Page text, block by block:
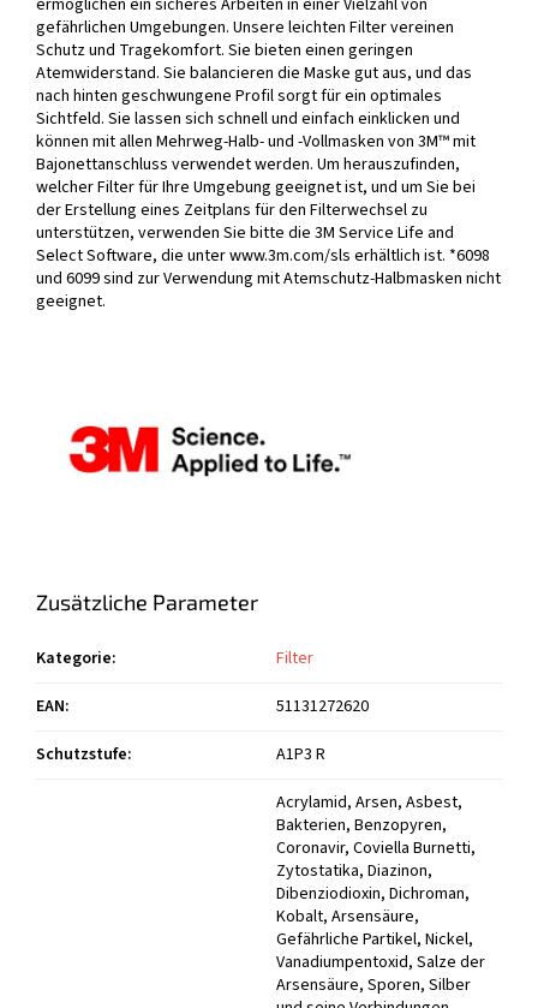
ermöglichen ein sicheres Arbeiten in einer Vielzahl von
gefährlichen Umgebungen. Unsere leichten Filter vereinen
Schutz und Tragekomfort. Sie bieten einen geringen
Atemwiderstand. Sie balancieren die Maske gut aus, und das
nach hinten geschwungene Profil sorgt für ein optimales
Sichtfeld. Sie lassen sich schnell und einfach einklicken und
können mit allen Mehrweg-Halb- und -Vollmasken von 3M™ mit
Bajonettanschluss verwendet werden. Um herauszufinden,
welcher Filter für Ihre Umgebung geeignet ist, und um Sie bei
der Erstellung eines Zeitplans für den Filterwechsel zu
unterstützen, verwenden Sie bitte die 3M Service Life and
Select Software, die unter www.3m.com/sls erhältlich ist. *6098
und 6099 sind zur Verwendung mit Atemschutz-Halbmasken nicht
geeignet.
Zusätzliche Parameter
Kategorie:
Filter
EAN:
51131272620
Schutzstufe:
A1P3 R
Acrylamid, Arsen, Asbest,
Bakterien, Benzopyren,
Coronavir, Coviella Burnetti,
Zytostatika, Diazinon,
Dibenziodioxin, Dichroman,
Kobalt, Arsensäure,
Gefährliche Partikel, Nickel,
Vanadiumpentoxid, Salze der
Arsensäure, Sporen, Silber